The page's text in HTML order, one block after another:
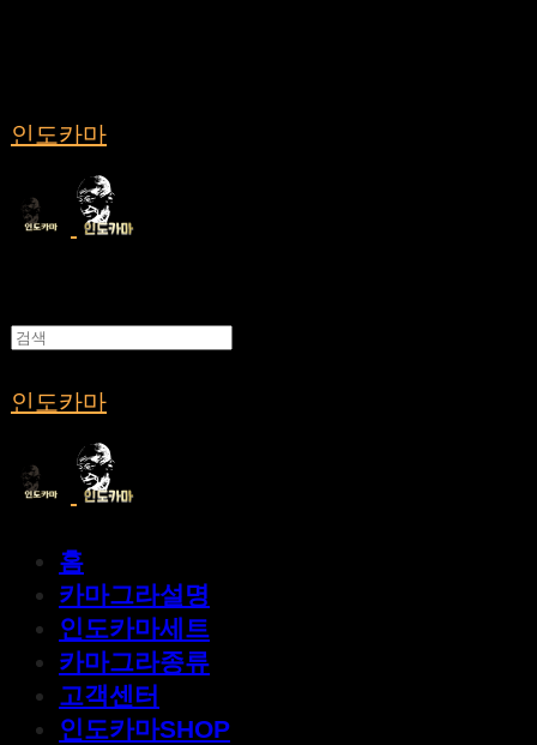
인도카마
인도카마
홈
카마그라설명
인도카마세트
카마그라종류
고객센터
인도카마SHOP